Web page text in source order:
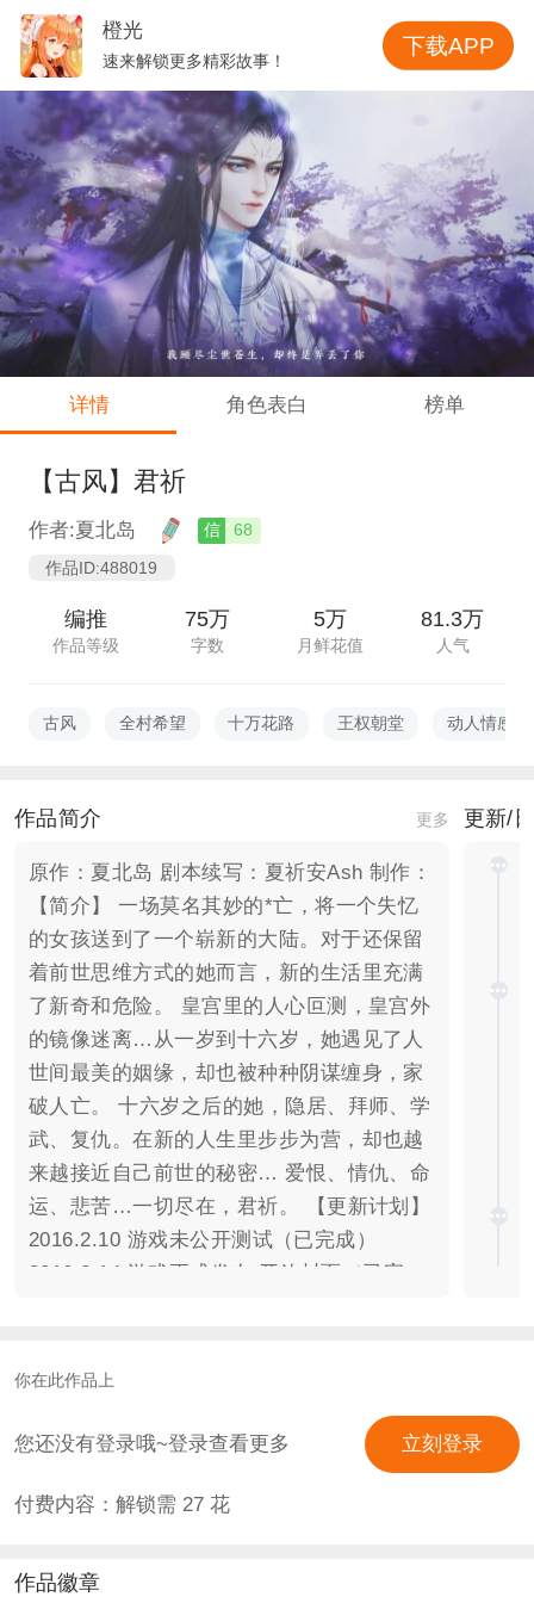
详情 角色表白 榜单
【古风】君祈
作者:夏北岛 信
68
作品ID:488019
编推
作品等级
75万
字数
5万
月鲜花值
81.3万
人气
古风 全村希望 十万花路 王权朝堂 动人情感
作品简介 更多
原作：夏北岛 剧本续写：夏祈安Ash 制作：
【简介】 一场莫名其妙的*亡，将一个失忆
的女孩送到了一个崭新的大陆。对于还保留
着前世思维方式的她而言，新的生活里充满
了新奇和危险。 皇宫里的人心叵测，皇宫外
的镜像迷离…从一岁到十六岁，她遇见了人
世间最美的姻缘，却也被种种阴谋缠身，家
破人亡。 十六岁之后的她，隐居、拜师、学
武、复仇。在新的人生里步步为营，却也越
来越接近自己前世的秘密… 爱恨、情仇、命
运、悲苦…一切尽在，君祈。 【更新计划】
2016.2.10 游戏未公开测试（已完成）
2016.2.14 游戏正式发布 开放封面（已完
养成（已完成） 2016.10.8 第一章结束 养成
结束 养成四到八年结束（已完成）
2017.2.25 第三章结束 养成八到十二年结束
2017.3.30 第四章结束 养成十二到十六年结
2017.5.30 第六章结束 **阶段二 2017.6.30
更新/
你在此作品上
您还没有登录哦~登录查看更多 立刻登录
付费内容：解锁需 27花
作品徽章
橙光
速来解锁更多精彩故事！
下载APP